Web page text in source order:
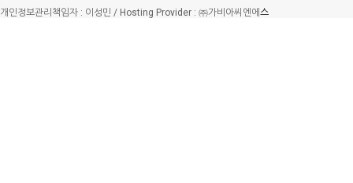
개인정보관리책임자 : 이성민 / Hosting Provider : ㈜가비아씨엔에 스